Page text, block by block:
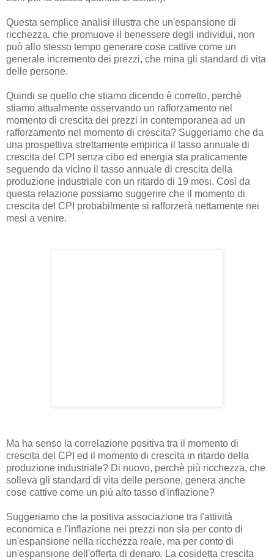
Questa semplice analisi illustra che un'espansione di
ricchezza, che promuove il benessere degli individui, non
può allo stesso tempo generare cose cattive come un
generale incremento dei prezzi, che mina gli standard di vita
delle persone.
Quindi se quello che stiamo dicendo è corretto, perchè
stiamo attualmente osservando un rafforzamento nel
momento di crescita dei prezzi in contemporanea ad un
rafforzamento nel momento di crescita? Suggeriamo che da
una prospettiva strettamente empirica il tasso annuale di
crescita del CPI senza cibo ed energia sta praticamente
seguendo da vicino il tasso annuale di crescita della
produzione industriale con un ritardo di 19 mesi. Così da
questa relazione possiamo suggerire che il momento di
crescita del CPI probabilmente si rafforzerà nettamente nei
mesi a venire.
Ma ha senso la correlazione positiva tra il momento di
crescita del CPI ed il momento di crescita in ritardo della
produzione industriale? Di nuovo, perchè più ricchezza, che
solleva gli standard di vita delle persone, genera anche
cose cattive come un più alto tasso d'inflazione?
Suggeriamo che la positiva associazione tra l'attività
economica e l'inflazione nei prezzi non sia per conto di
un'espansione nella ricchezza reale, ma per conto di
un'espansione dell'offerta di denaro. La cosidetta crescita